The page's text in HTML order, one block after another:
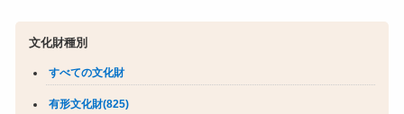
文化財種別
すべての文化財
有形文化財(825)